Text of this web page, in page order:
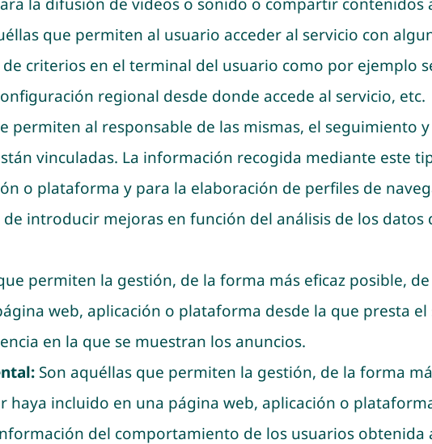
que permiten al usuario acceder al servicio con
criterios en el terminal del usuario como por ejemplo
regional desde donde accede al servicio, etc.
permiten al responsable de las mismas, el seguimiento
vinculadas. La información recogida mediante este
o plataforma y para la elaboración de perfiles de
introducir mejoras en función del análisis de los datos
permiten la gestión, de la forma más eficaz posible,
web, aplicación o plataforma desde la que presta
en la que se muestran los anuncios.
Son aquéllas que permiten la gestión, de la forma
haya incluido en una página web, aplicación o
del comportamiento de los usuarios